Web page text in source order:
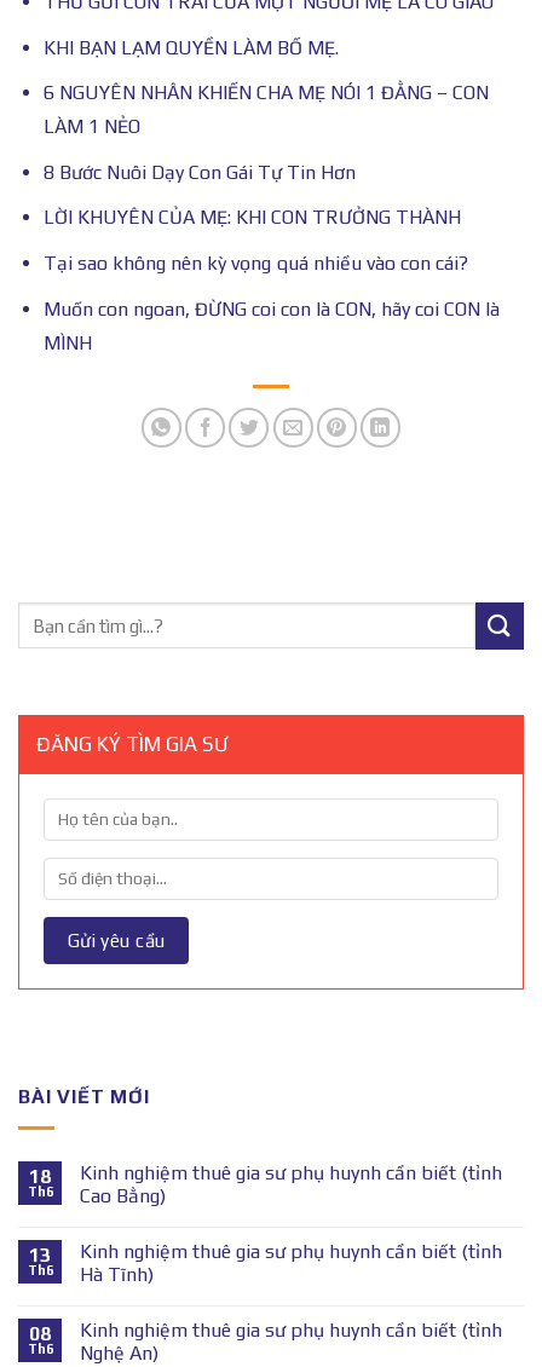
KHI BẠN LẠM QUYỀN LÀM BỐ MẸ.
6 NGUYÊN NHÂN KHIẾN CHA MẸ NÓI 1 ĐẰNG – CON
LÀM 1 NẺO
8 Bước Nuôi Dạy Con Gái Tự Tin Hơn
LỜI KHUYÊN CỦA MẸ: KHI CON TRƯỞNG THÀNH
Tại sao không nên kỳ vọng quá nhiều vào con cái?
Muốn con ngoan, ĐỪNG coi con là CON, hãy coi CON là
MÌNH
ĐĂNG KÝ TÌM GIA SƯ
BÀI VIẾT MỚI
18
Th6
Kinh nghiệm thuê gia sư phụ huynh cần biết (tỉnh
Cao Bằng)
13
Th6
Kinh nghiệm thuê gia sư phụ huynh cần biết (tỉnh
Hà Tĩnh)
08
Th6
Kinh nghiệm thuê gia sư phụ huynh cần biết (tỉnh
Nghệ An)